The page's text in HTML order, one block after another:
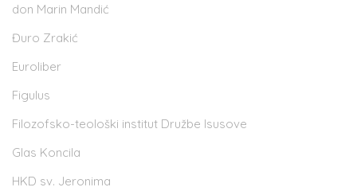
don Marin Mandić
Đuro Zrakić
Euroliber
Figulus
Filozofsko-teološki institut Družbe Isusove
Glas Koncila
HKD sv. Jeronima